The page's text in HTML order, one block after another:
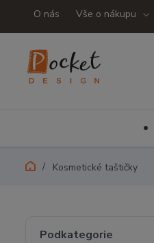
O nás Vše o nákupu
Kosmetické taštičky
Podkategorie